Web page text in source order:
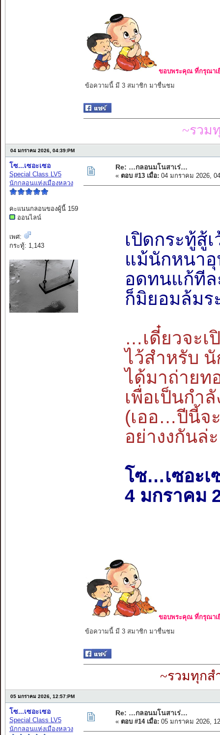
ขอบพระคุณ ที่กรุณาเ
ข้อความนี้ มี 3 สมาชิก มาชื่นชม
~รวม
04 มกราคม 2026, 04:39:PM
โซ...เซอะเซอ
Special Class LV5
นักกลอนแห่งเมืองหลวง
คะแนนกลอนของผู้นี้ 159
ออนไลน์
เพศ:
กระทู้: 1,143
Re: …กลอนมโนสาเร่…
« ตอบ #13 เมื่อ: 04 มกราคม 2026,
เปิดกระทู้สู้
แม้นักหนาอุ
อดทนแก้ทีล
ก็มิยอมล้มร
…เดี๋ยวจะเ
ไว้สำหรับ
ได้มาถ่ายท
เพื่อเป็นกำ
(เออ…ปีนี้จ
อย่างงกันล่
โซ…เซอะเ
4 มกราคม
ขอบพระคุณ ที่กรุณาเ
ข้อความนี้ มี 3 สมาชิก มาชื่นชม
~รวมทุกส
05 มกราคม 2026, 12:57:PM
โซ...เซอะเซอ
Special Class LV5
นักกลอนแห่งเมืองหลวง
Re: …กลอนมโนสาเร่…
« ตอบ #14 เมื่อ: 05 มกราคม 2026,